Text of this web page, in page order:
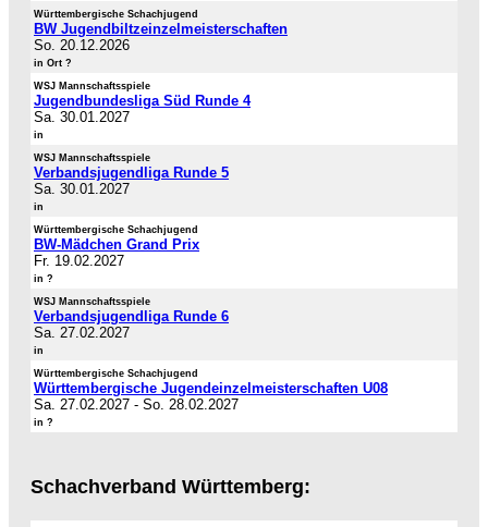
Württembergische Schachjugend
BW Jugendbiltzeinzelmeisterschaften
So. 20.12.2026
in Ort ?
WSJ Mannschaftsspiele
Jugendbundesliga Süd Runde 4
Sa. 30.01.2027
in
WSJ Mannschaftsspiele
Verbandsjugendliga Runde 5
Sa. 30.01.2027
in
Württembergische Schachjugend
BW-Mädchen Grand Prix
Fr. 19.02.2027
in ?
WSJ Mannschaftsspiele
Verbandsjugendliga Runde 6
Sa. 27.02.2027
in
Württembergische Schachjugend
Württembergische Jugendeinzelmeisterschaften U08
Sa. 27.02.2027 - So. 28.02.2027
in ?
Schachverband Württemberg: